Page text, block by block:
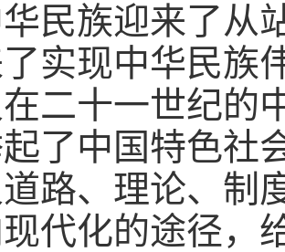
民族迎来了从
实现中华民族
二十一世纪的
了中国特色社
路、理论、制
代化的途径，